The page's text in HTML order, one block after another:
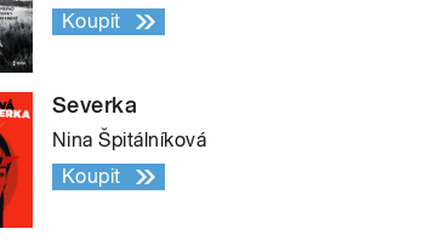
Koupit
Severka
Nina Špitálníková
Koupit